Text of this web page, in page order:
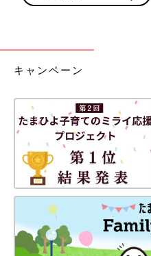
すぎて深呼吸出来ず「痛い！
・16:00〜17時過ぎ
麻酔は追加してくれてるが腰
ちゃんが元気なのでできるだ
れまくる。内心「吸引しちゃ
・お産の体勢になっていきむ→
て横向きで陣痛耐える を何度
感覚が全くわからず、「それ
イメトレしといたけどやっぱ
ど、この時は今思えば我慢で
・「頭の向きが横に変わった
・17:00〜
キャンペーン